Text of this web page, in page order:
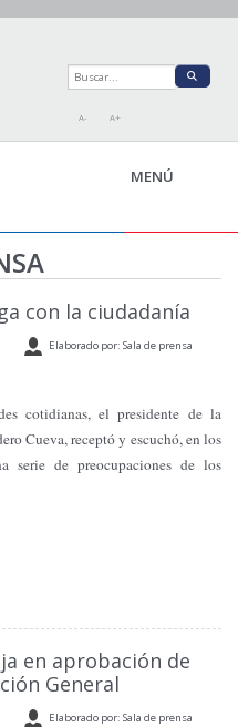
A- A+
MENÚ
con la ciudadanía
Elaborado por: Sala de prensa
cotidianas, el presidente de la
Cueva, receptó y escuchó, en los
serie de preocupaciones de los
en aprobación de
General
Elaborado por: Sala de prensa